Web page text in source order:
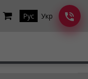
Рус Укр